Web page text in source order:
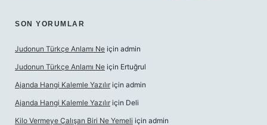
SON YORUMLAR
Judonun Türkçe Anlamı Ne için admin
Judonun Türkçe Anlamı Ne için Ertuğrul
Ajanda Hangi Kalemle Yazılır için admin
Ajanda Hangi Kalemle Yazılır için Deli
Kilo Vermeye Çalışan Biri Ne Yemeli için admin